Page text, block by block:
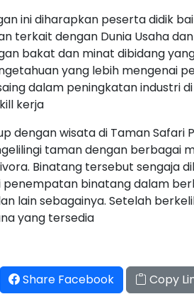
ini diharapkan peserta didik
terkait dengan Dunia Usaha
bakat dan minat dibidang yang
yang lebih mengenai
dalam peningkatan industri
kerja
dengan wisata di Taman Safari
taman dengan berbagai
Binatang tersebut sengaja
binatang dalam
lain sebagainya. Setelah
yang tersedia
Share Facebook Copy